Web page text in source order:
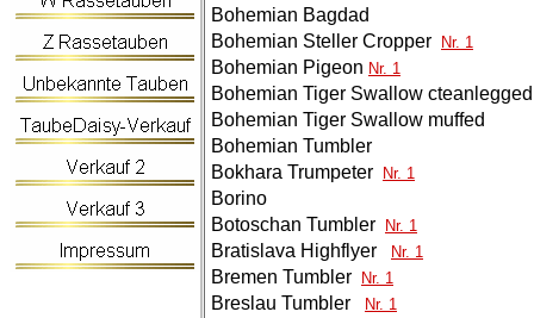
Bohemian Bagdad
Bohemian Steller Cropper
Nr. 1
Bohemian Pigeon Nr. 1
Bohemian Tiger Swallow cteanlegged
Bohemian Tiger Swallow muffed
Bohemian Tumbler
Bokhara Trumpeter
Nr. 1
Borino
Botoschan Tumbler
Nr. 1
Bratislava Highflyer Nr. 1
Bremen Tumbler Nr. 1
Breslau Tumbler Nr. 1